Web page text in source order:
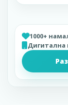
1000+
Дигитална